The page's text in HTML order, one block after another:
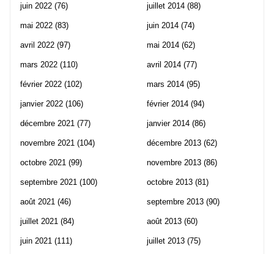
juin 2022 (76)
mai 2022 (83)
avril 2022 (97)
mars 2022 (110)
février 2022 (102)
janvier 2022 (106)
décembre 2021 (77)
novembre 2021 (104)
octobre 2021 (99)
septembre 2021 (100)
août 2021 (46)
juillet 2021 (84)
juin 2021 (111)
juillet 2014 (88)
juin 2014 (74)
mai 2014 (62)
avril 2014 (77)
mars 2014 (95)
février 2014 (94)
janvier 2014 (86)
décembre 2013 (62)
novembre 2013 (86)
octobre 2013 (81)
septembre 2013 (90)
août 2013 (60)
juillet 2013 (75)